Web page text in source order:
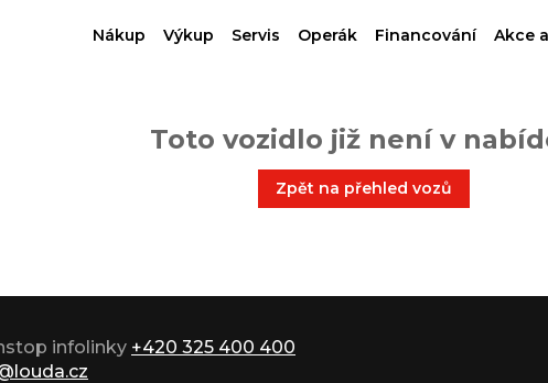
Nákup Výkup Servis Operák Financování Akce
Toto vozidlo již není v
Zpět na přehled vozů
infolinky +420 325 400 400